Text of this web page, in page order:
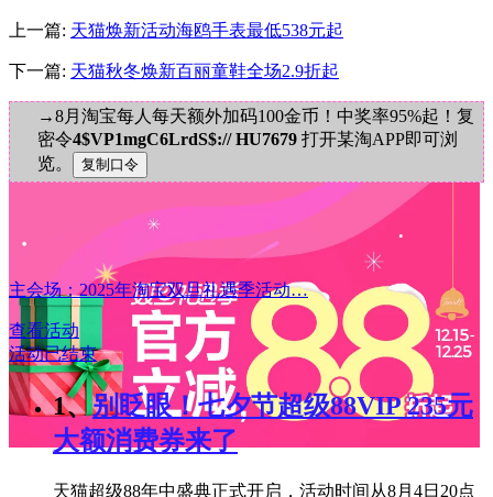
上一篇: 天猫焕新活动海鸥手表最低538元起
下一篇: 天猫秋冬焕新百丽童鞋全场2.9折起
→8月淘宝每人每天额外加码100金币！中奖率95%起！复
密令4$VP1mgC6LrdS$:// HU7679 打开某淘APP即可浏
览。
主会场：2025年淘宝双旦礼遇季活动…
查看活动
活动已结束
1、 别眨眼！七夕节超级88VIP 235元
大额消费券来了
天猫超级88年中盛典正式开启，活动时间从8月4日20点